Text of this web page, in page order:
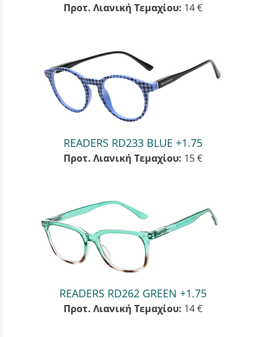
Προτ. Λιανική Τεμαχίου: 14 €
READERS RD233 BLUE +1.75
Προτ. Λιανική Τεμαχίου: 15 €
READERS RD262 GREEN +1.75
Προτ. Λιανική Τεμαχίου: 14 €